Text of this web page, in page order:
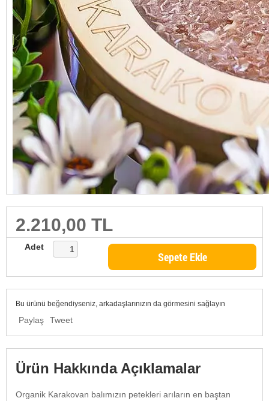
2.210,00 TL
Adet
Sepete Ekle
Bu ürünü beğendiyseniz, arkadaşlarınızın da görmesini sağlayın
Paylaş Tweet
Ürün Hakkında Açıklamalar
Organik Karakovan balımızın petekleri arıların en baştan